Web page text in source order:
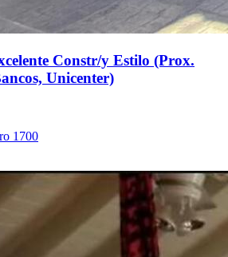
Constr/y Estilo (Prox.
Unicenter)
1700